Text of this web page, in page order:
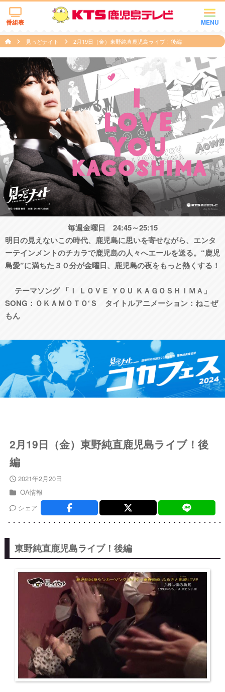
MENU
番組表
見っどナイト 2月19日（金）東野純直鹿児島ライブ！後編
毎週金曜日 24:45～25:15
明日の見えないこの時代、鹿児島に思いを寄せながら、エンタ
ーテインメントのチカラで鹿児島の人々へエールを送る。“鹿児
島愛”に満ちた３０分が金曜日、鹿児島の夜をもっと熱くする！
テーマソング 「Ｉ ＬＯＶＥ ＹＯＵ ＫＡＧＯＳＨＩＭＡ」
SONG：ＯＫＡＭＯＴＯ‘Ｓ タイトルアニメーション：ねこぜ
もん
2月19日（金）東野純直鹿児島ライブ！後
編
2021年2月20日
OA情報
シェア
東野純直鹿児島ライブ！後編